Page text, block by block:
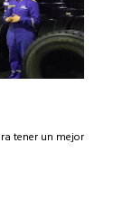
tener un mejor